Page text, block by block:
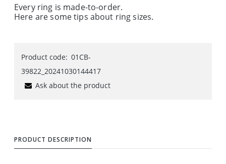
Every ring is made-to-order.
Here are some tips about ring sizes.
Product code: 01CB-
39822_20241030144417
Ask about the product
PRODUCT DESCRIPTION